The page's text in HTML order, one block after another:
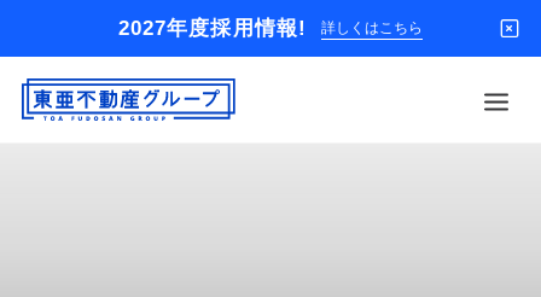
2027年度採用情報! 詳しくはこちら